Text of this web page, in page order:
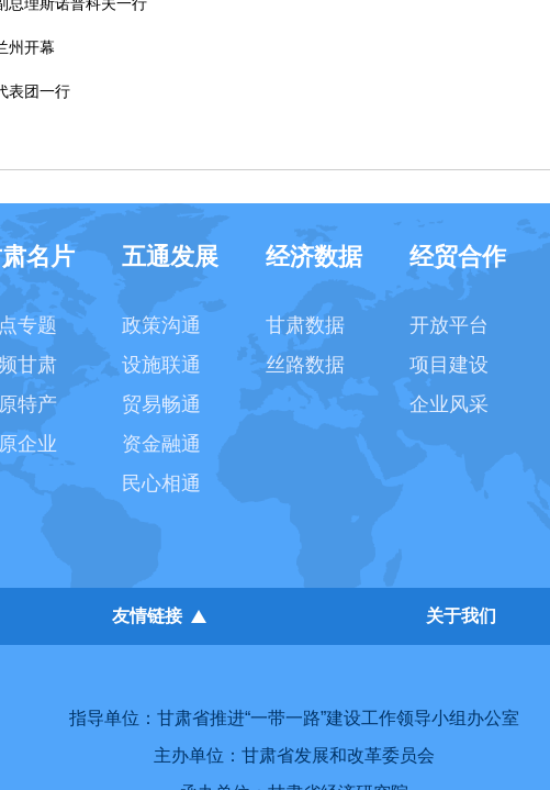
州开幕
表团一行
名片
专题
甘肃
特产
企业
五通发展
政策沟通
设施联通
贸易畅通
资金融通
民心相通
经济数据
甘肃数据
丝路数据
经贸合作
开放平台
项目建设
企业风采
友情链接 关于我们
指导单位：甘肃省推进“一带一路”建设工作领导小组办公室
主办单位：甘肃省发展和改革委员会